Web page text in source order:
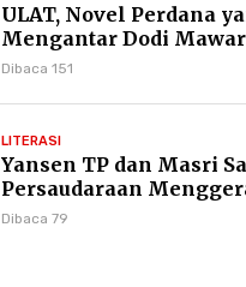
ULAT, Novel Perdana
Mengantar Dodi
Puncak Karier
Dibaca 151
LITERASI
Yansen TP dan Masri
Persaudaraan
Literasi Borneo
Dibaca 79